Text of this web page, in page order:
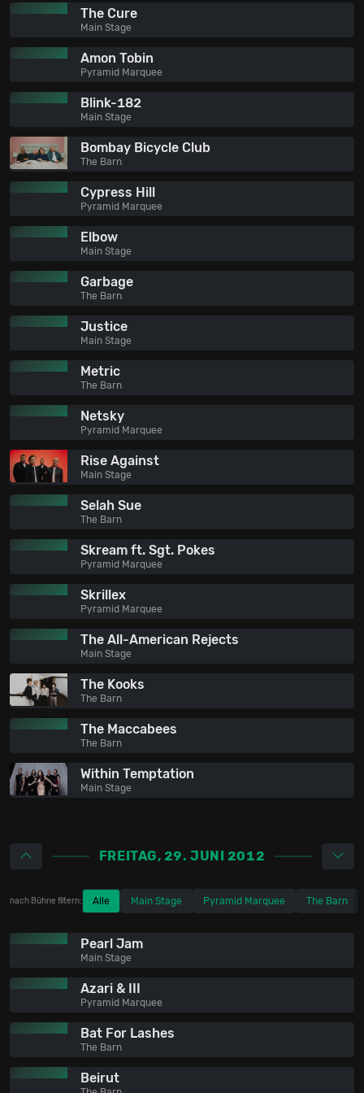
The Cure
Main Stage
Amon Tobin
Pyramid Marquee
Blink-182
Main Stage
Bombay Bicycle Club
The Barn
Cypress Hill
Pyramid Marquee
Elbow
Main Stage
Garbage
The Barn
Justice
Main Stage
Metric
The Barn
Netsky
Pyramid Marquee
Rise Against
Main Stage
Selah Sue
The Barn
Skream ft. Sgt. Pokes
Pyramid Marquee
Skrillex
Pyramid Marquee
The All-American Rejects
Main Stage
The Kooks
The Barn
The Maccabees
The Barn
Within Temptation
Main Stage
FREITAG, 29. JUNI 2012
nach Bühne filtern: Alle Main Stage Pyramid Marquee The Barn
Pearl Jam
Main Stage
Azari & III
Pyramid Marquee
Bat For Lashes
The Barn
Beirut